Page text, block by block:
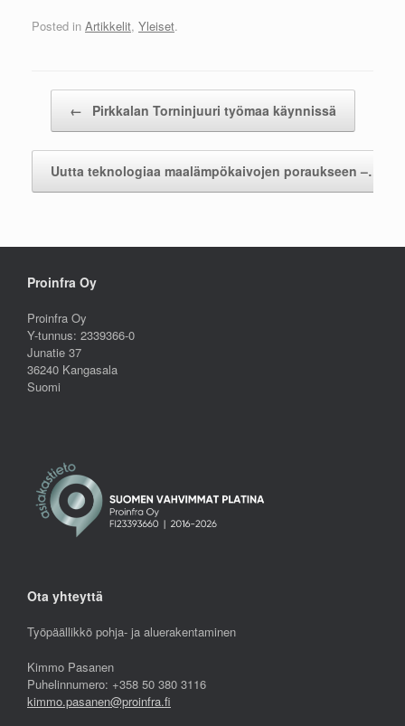
Posted in Artikkelit, Yleiset.
← Pirkkalan Torninjuuri työmaa käynnissä
Uutta teknologiaa maalämpökaivojen poraukseen –…
Proinfra Oy
Proinfra Oy
Y-tunnus: 2339366-0
Junatie 37
36240 Kangasala
Suomi
Ota yhteyttä
Työpäällikkö pohja- ja aluerakentaminen
Kimmo Pasanen
Puhelinnumero: +358 50 380 3116
kimmo.pasanen@proinfra.fi